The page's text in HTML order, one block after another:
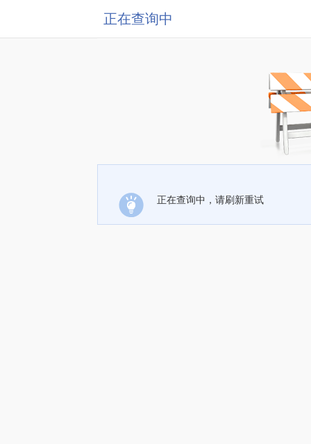
正在查询中
正在查询中，请刷新重试